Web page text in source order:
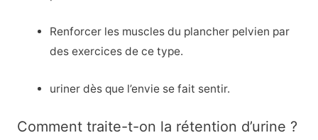
Renforcer les muscles du plancher pelvien par
des exercices de ce type.
uriner dès que l’envie se fait sentir.
Comment traite-t-on la rétention d’urine ?